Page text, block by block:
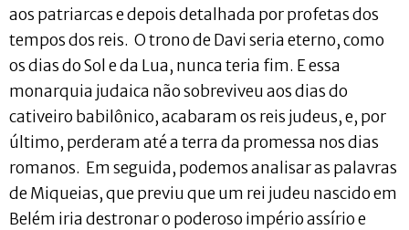
aos patriarcas e depois detalhada por profetas dos
tempos dos reis. O trono de Davi seria eterno, como
os dias do Sol e da Lua, nunca teria fim. E essa
monarquia judaica não sobreviveu aos dias do
cativeiro babilônico, acabaram os reis judeus, e, por
último, perderam até a terra da promessa nos dias
romanos. Em seguida, podemos analisar as palavras
de Miqueias, que previu que um rei judeu nascido em
Belém iria destronar o poderoso império assírio e